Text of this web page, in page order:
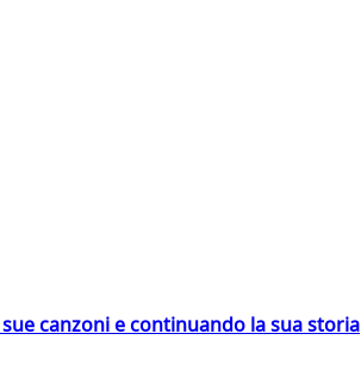
canzoni e continuando la sua storia